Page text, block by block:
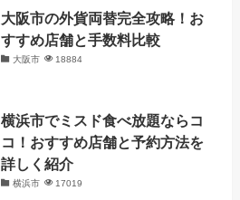
大阪市の外貨両替完全攻略！お
すすめ店舗と手数料比較
大阪市 18884
横浜市でミスド食べ放題ならコ
コ！おすすめ店舗と予約方法を
詳しく紹介
横浜市 17019